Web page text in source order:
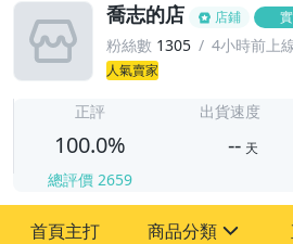
喬志的店 店鋪
粉絲數 1305 4小時前上
人氣賣家
正評
100.0%
總評價 2659
出貨速度
-- 天
首頁主打 商品分類